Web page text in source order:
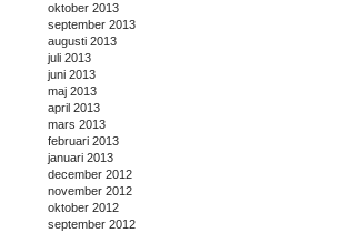
oktober 2013
september 2013
augusti 2013
juli 2013
juni 2013
maj 2013
april 2013
mars 2013
februari 2013
januari 2013
december 2012
november 2012
oktober 2012
september 2012